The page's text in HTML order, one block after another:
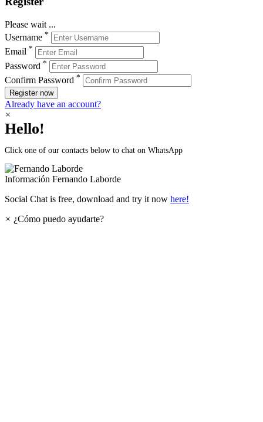
Please wait ...
Username *
Email *
Password *
Confirm Password *
Register now
Already have an account?
×
Hello!
Click one of our contacts below to chat on WhatsApp
Información Fernando Laborde
Social Chat is free, download and try it now here!
× ¿Cómo puedo ayudarte?